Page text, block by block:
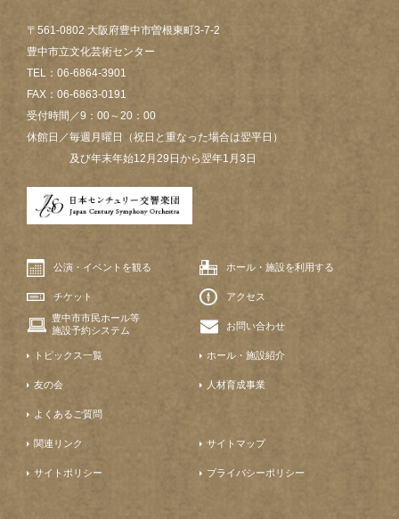
〒561-0802 大阪府豊中市曽根東町3-7-2
豊中市立文化芸術センター
TEL：06-6864-3901
FAX：06-6863-0191
受付時間／9：00～20：00
休館日／毎週月曜日（祝日と重なった場合は翌平日）
及び年末年始12月29日から翌年1月3日
公演・イベントを観る ホール・施設を利用する
チケット
アクセス
豊中市市民ホール等
施設予約システム
お問い合わせ
トピックス一覧 ホール・施設紹介
友の会 人材育成事業
よくあるご質問
関連リンク サイトマップ
サイトポリシー プライバシーポリシー